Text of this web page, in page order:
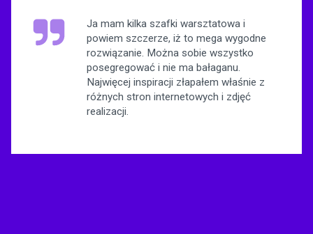
Ja mam kilka szafki warsztatowa i
powiem szczerze, iż to mega wygodne
rozwiązanie. Można sobie wszystko
posegregować i nie ma bałaganu.
Najwięcej inspiracji złapałem właśnie z
różnych stron internetowych i zdjęć
realizacji.